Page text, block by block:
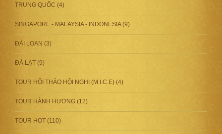
TRUNG QUỐC (4)
SINGAPORE - MALAYSIA - INDONESIA (9)
ĐÀI LOAN (3)
ĐÀ LẠT (9)
TOUR HỘI THẢO HỘI NGHỊ (M.I.C.E) (4)
TOUR HÀNH HƯƠNG (12)
TOUR HOT (110)